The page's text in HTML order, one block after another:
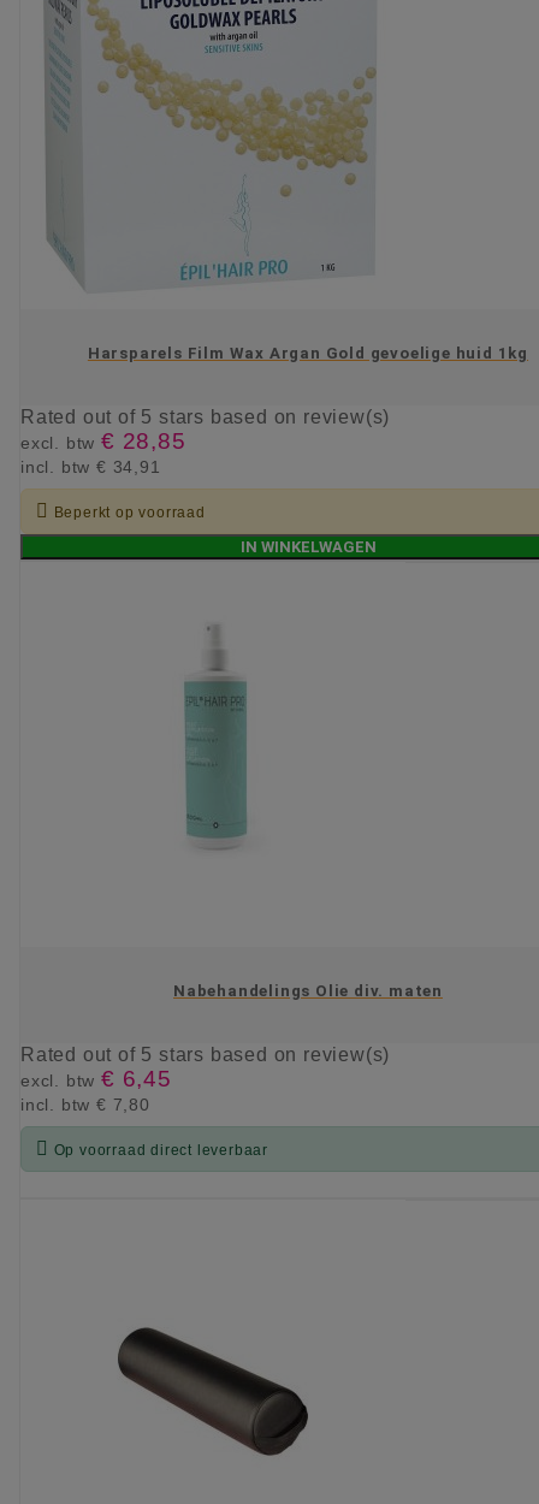
Harsparels Film Wax Argan Gold gevoelige huid 1kg
Rated out of 5 stars based on review(s)
excl. btw € 28,85
incl. btw € 34,91
 Beperkt op voorraad
IN WINKELWAGEN
Nabehandelings Olie div. maten
Rated out of 5 stars based on review(s)
excl. btw € 6,45
incl. btw € 7,80
 Op voorraad direct leverbaar